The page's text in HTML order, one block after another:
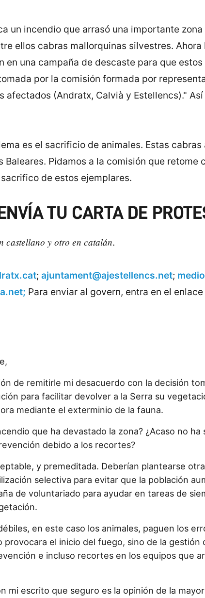
un incendio que arrasó una importante
ellos cabras mallorquinas silvestres.
en una campaña de descaste para que
por la comisión formada por
afectados (Andratx, Calvià y Estellencs)."
es el sacrificio de animales. Estas
Pidamos a la comisión que
de estos ejemplares.
TU CARTA DE
castellano y otro en catalán.
; ajuntament@ajestellencs.net;
Para enviar al govern, entra en el
de remitirle mi desacuerdo con la decisión
para facilitar devolver a la Serra su
mediante el exterminio de la fauna.
que ha devastado la zona? ¿Acaso no
debido a los recortes?
y premeditada. Deberían plantearse
selectiva para evitar que la población
de voluntariado para ayudar en tareas de
en este caso los animales, paguen los
el inicio del fuego, sino de la
e incluso recortes en los equipos que
mi escrito que seguro es la opinión de la